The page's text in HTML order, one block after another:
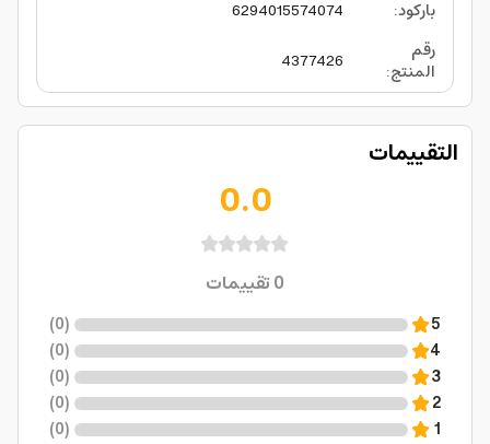
باركود:
6294015574074
رقم
المنتج:
4377426
التقييمات
0.0
0تقييمات
5
(
0
)
4
(
0
)
3
(
0
)
2
(
0
)
1
(
0
)